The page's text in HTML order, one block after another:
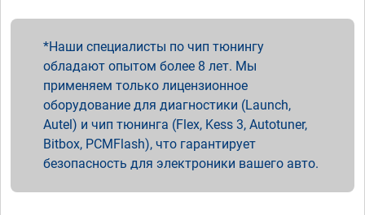
Наши специалисты по чип тюнингу
обладают опытом более 8 лет. Мы
применяем только лицензионное
оборудование для диагностики (Launch,
Autel) и чип тюнинга (Flex, Kess 3, Autotuner,
Bitbox, PCMFlash), что гарантирует
безопасность для электроники вашего авто.